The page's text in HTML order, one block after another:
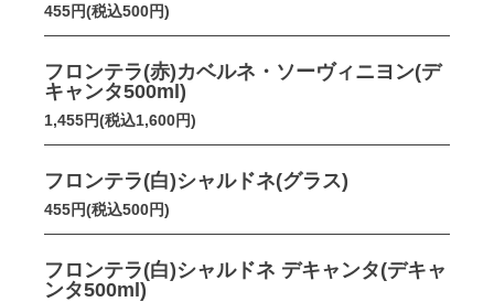
455円(税込500円)
フロンテラ(赤)カベルネ・ソーヴィニヨン(デ
キャンタ500ml)
1,455円(税込1,600円)
フロンテラ(白)シャルドネ(グラス)
455円(税込500円)
フロンテラ(白)シャルドネ デキャンタ(デキャ
ンタ500ml)